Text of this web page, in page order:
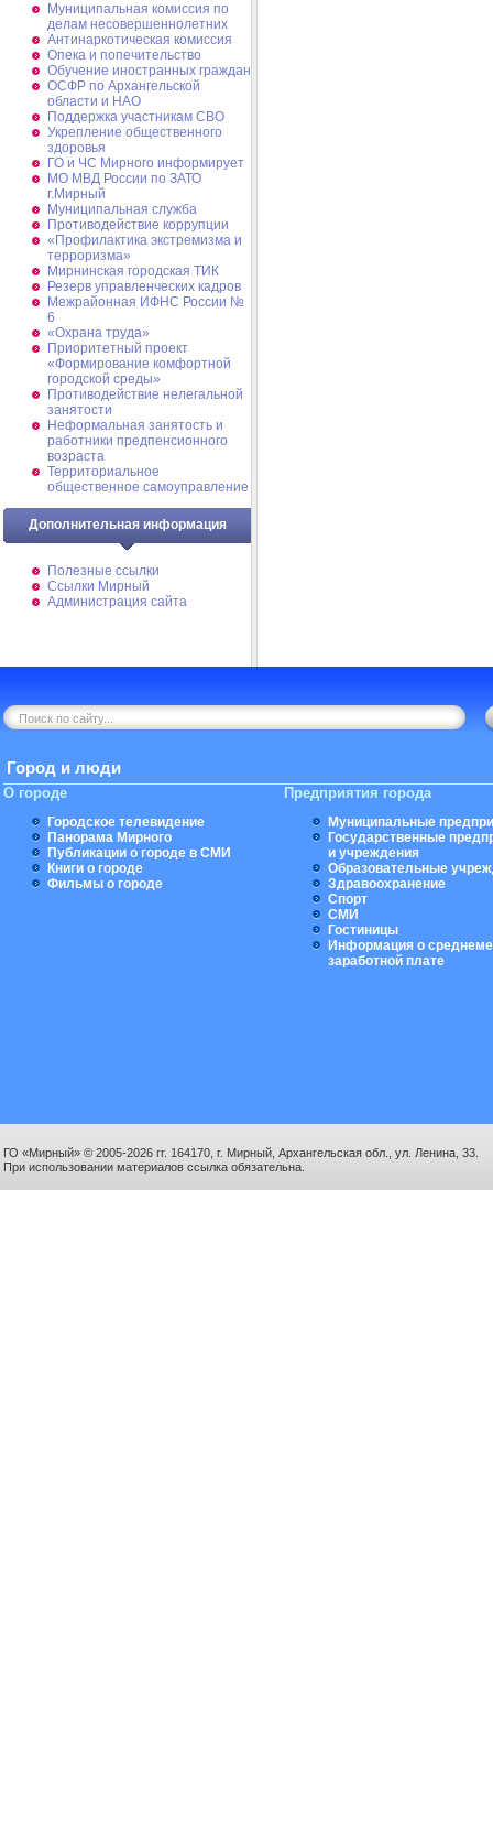
Муниципальная комиссия по
делам несовершеннолетних
Антинаркотическая комиссия
Опека и попечительство
Обучение иностранных граждан
ОСФР по Архангельской
области и НАО
Поддержка участникам СВО
Укрепление общественного
здоровья
ГО и ЧС Мирного информирует
МО МВД России по ЗАТО
г.Мирный
Муниципальная cлужба
Противодействие коррупции
«Профилактика экстремизма и
терроризма»
Мирнинская городская ТИК
Резерв управленческих кадров
Межрайонная ИФНС России №
6
«Охрана труда»
Приоритетный проект
«Формирование комфортной
городской среды»
Противодействие нелегальной
занятости
Неформальная занятость и
работники предпенсионного
возраста
Территориальное
общественное самоуправление
Дополнительная информация
Полезные ссылки
Ссылки Мирный
Администрация сайта
Город и люди
О городе
Городское телевидение
Панорама Мирного
Публикации о городе в СМИ
Книги о городе
Фильмы о городе
Предприятия города
Муниципальные
Государственные
и учреждения
Образовательные
Здравоохранение
Спорт
СМИ
Гостиницы
Информация о
заработной плате
ГО «Мирный» © 2005-2026 гг. 164170, г. Мирный, Архангельская обл., ул. Ленина, 33.
При использовании материалов ссылка обязательна.